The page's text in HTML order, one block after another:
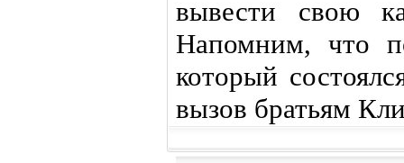
вывести свою
Напомним, что
который
вызов братьям